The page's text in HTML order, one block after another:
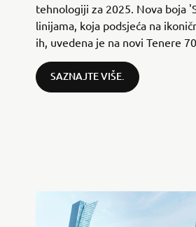
tehnologiji za 2025. Nova boja
linijama, koja podsjeća na
ih, uvedena je na novi Tenere
SAZNAJTE VIŠE.